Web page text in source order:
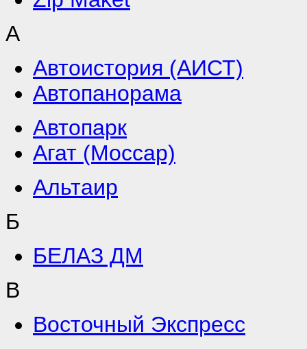
А
Автоистория (АИСТ)
Автопанорама
Автопарк
Агат (Моссар)
Альтаир
Б
БЕЛАЗ ДМ
В
Восточный Экспресс